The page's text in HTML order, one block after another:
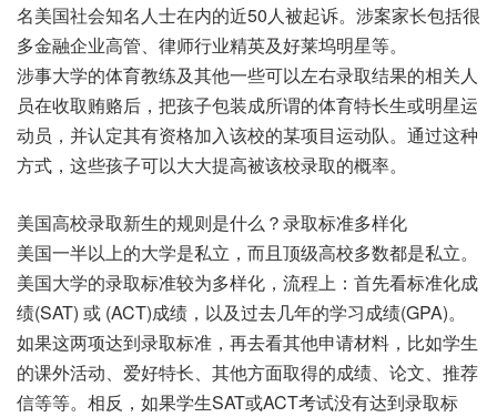
名美国社会知名人士在内的近50人被起诉。涉案家长包括很
多金融企业高管、律师行业精英及好莱坞明星等。
涉事大学的体育教练及其他一些可以左右录取结果的相关人
员在收取贿赂后，把孩子包装成所谓的体育特长生或明星运
动员，并认定其有资格加入该校的某项目运动队。通过这种
方式，这些孩子可以大大提高被该校录取的概率。
美国高校录取新生的规则是什么？录取标准多样化
美国一半以上的大学是私立，而且顶级高校多数都是私立。
美国大学的录取标准较为多样化，流程上：首先看标准化成
绩(SAT) 或 (ACT)成绩，以及过去几年的学习成绩(GPA)。
如果这两项达到录取标准，再去看其他申请材料，比如学生
的课外活动、爱好特长、其他方面取得的成绩、论文、推荐
信等等。相反，如果学生SAT或ACT考试没有达到录取标